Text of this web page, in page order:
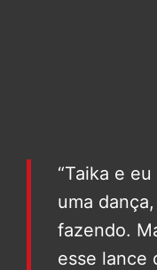
“Taika e
uma
fazendo.
esse lance